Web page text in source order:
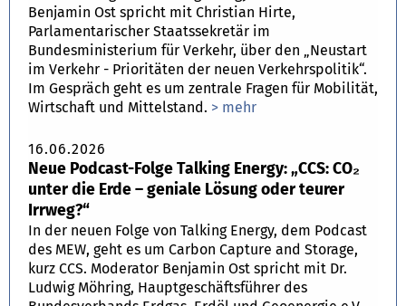
Benjamin Ost spricht mit Christian Hirte,
Parlamentarischer Staatssekretär im
Bundesministerium für Verkehr, über den „Neustart
im Verkehr - Prioritäten der neuen Verkehrspolitik“.
Im Gespräch geht es um zentrale Fragen für Mobilität,
Wirtschaft und Mittelstand. > mehr
16.06.2026
Neue Podcast-Folge Talking Energy: „CCS: CO₂
unter die Erde – geniale Lösung oder teurer
Irrweg?“
In der neuen Folge von Talking Energy, dem Podcast
des MEW, geht es um Carbon Capture and Storage,
kurz CCS. Moderator Benjamin Ost spricht mit Dr.
Ludwig Möhring, Hauptgeschäftsführer des